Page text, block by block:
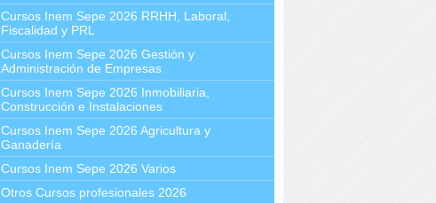
Cursos Inem Sepe 2026 RRHH, Laboral,
Fiscalidad y PRL
Cursos Inem Sepe 2026 Gestión y
Administración de Empresas
Cursos Inem Sepe 2026 Inmobiliaria,
Construcción e Instalaciones
Cursos Inem Sepe 2026 Agricultura y
Ganadería
Cursos Inem Sepe 2026 Varios
Otros Cursos profesionales 2026